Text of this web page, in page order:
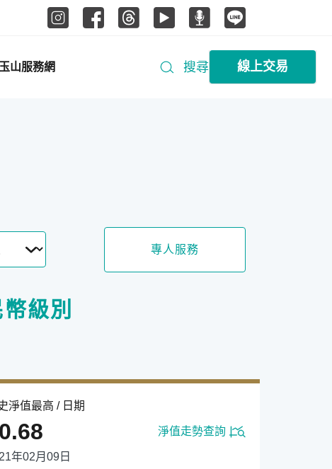
玉山服務網 搜尋 線上交易
專人服務
級別
淨值最高 / 日期
年02月09日
淨值走勢查詢